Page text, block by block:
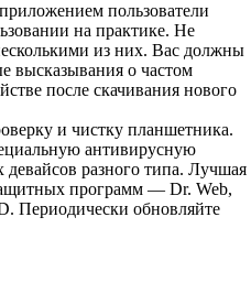
пользователи
на практике. Не
из них. Вас должны
высказывания о частом
после скачивания нового
и чистку планшетника.
антивирусную
разного типа. Лучшая
программ — Dr. Web,
Периодически обновляйте